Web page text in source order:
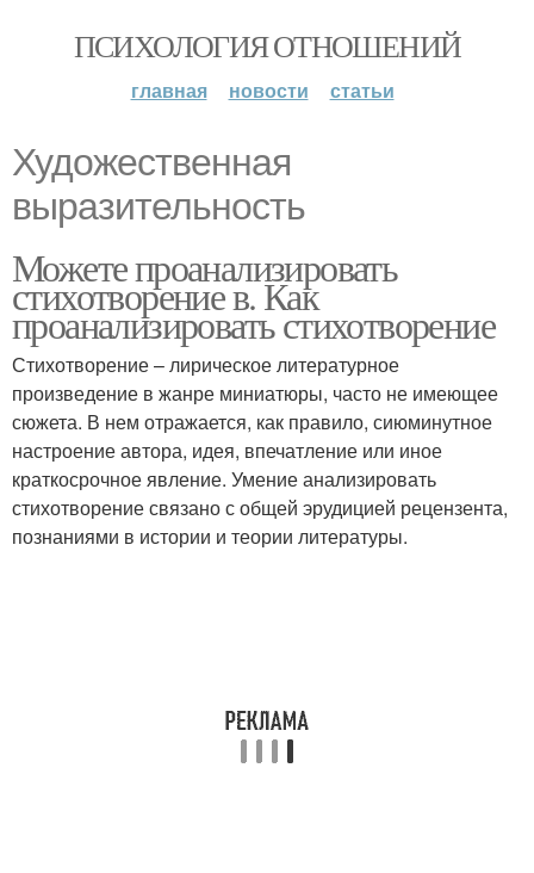
ПСИХОЛОГИЯ ОТНОШЕНИЙ
главная новости статьи
Художественная
выразительность
Можете проанализировать
стихотворение в. Как
проанализировать стихотворение
Стихотворение – лирическое литературное
произведение в жанре миниатюры, часто не имеющее
сюжета. В нем отражается, как правило, сиюминутное
настроение автора, идея, впечатление или иное
краткосрочное явление. Умение анализировать
стихотворение связано с общей эрудицией рецензента,
познаниями в истории и теории литературы.